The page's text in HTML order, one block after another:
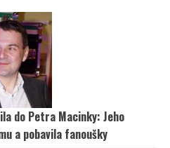
do Petra Macinky: Jeho
a pobavila fanoušky